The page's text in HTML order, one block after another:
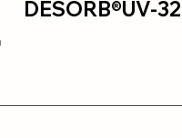
DESORB®UV-